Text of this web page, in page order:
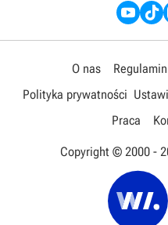
O nas Regulamin
Polityka prywatności
Praca
Copyright © 2000 -